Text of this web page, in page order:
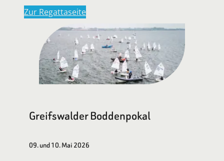
Zur Regattaseite
Greifswalder Boddenpokal
09. und 10. Mai 2026